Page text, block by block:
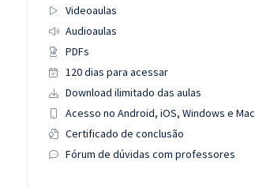
Videoaulas
Audioaulas
PDFs
120 dias para acessar
Download ilimitado das aulas
Acesso no Android, iOS, Windows e Mac
Certificado de conclusão
Fórum de dúvidas com professores